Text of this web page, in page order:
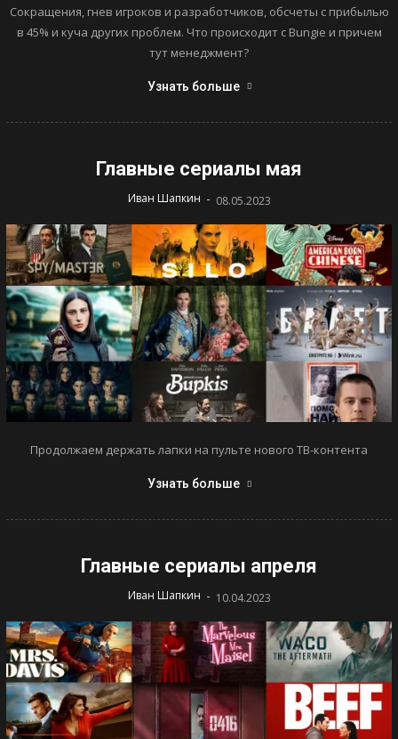
Сокращения, гнев игроков и разработчиков, обсчеты с прибылью
в 45% и куча других проблем. Что происходит с Bungie и причем
тут менеджмент?
Узнать больше
Главные сериалы мая
Иван Шапкин - 08.05.2023
Продолжаем держать лапки на пульте нового ТВ-контента
Узнать больше
Главные сериалы апреля
Иван Шапкин - 10.04.2023